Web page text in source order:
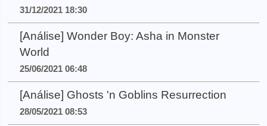
31/12/2021 18:30
[Análise] Wonder Boy: Asha in Monster
World
25/06/2021 06:48
[Análise] Ghosts 'n Goblins Resurrection
28/05/2021 08:53